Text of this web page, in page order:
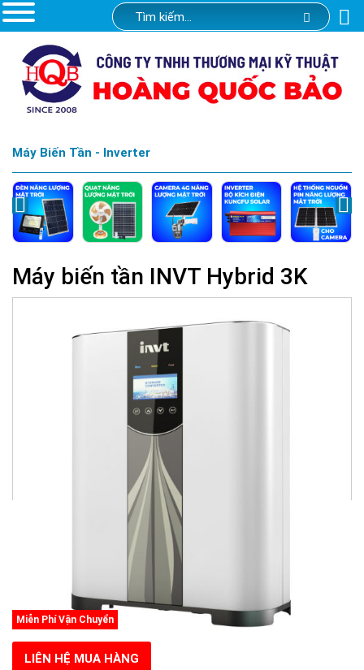
Máy Biến Tần - Inverter
Máy biến tần INVT Hybrid 3K
Miễn Phí Vận Chuyển
LIÊN HỆ MUA HÀNG